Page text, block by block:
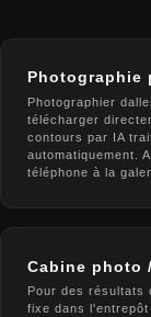
Photographie
Photographier
télécharger
contours par IA
automatiquement.
téléphone à la
Cabine photo
Pour des résultats
fixe dans